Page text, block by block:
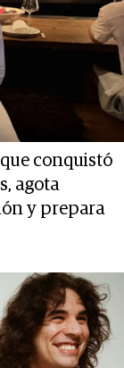
conquistó
agota
y prepara